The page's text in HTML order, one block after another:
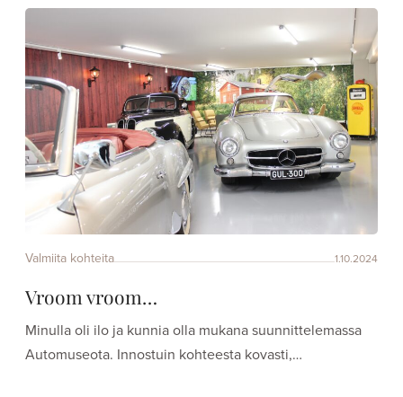
Valmiita kohteita 1.10.2024
Vroom vroom…
Minulla oli ilo ja kunnia olla mukana suunnittelemassa
Automuseota. Innostuin kohteesta kovasti,…